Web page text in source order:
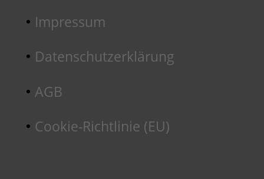
Impressum
Datenschutzerklärung
AGB
Cookie-Richtlinie (EU)